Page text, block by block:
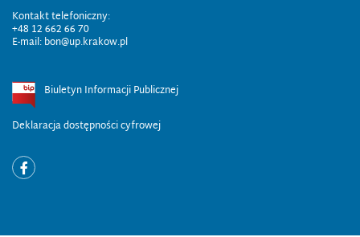
Kontakt telefoniczny:
+48 12 662 66 70
E-mail: bon@up.krakow.pl
Biuletyn Informacji Publicznej
Deklaracja dostępności cyfrowej